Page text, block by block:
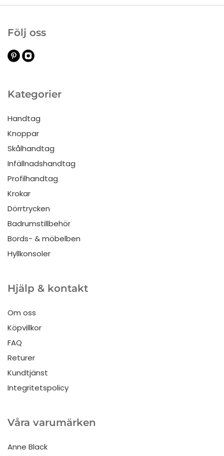
Kategorier
Handtag
Knoppar
Skålhandtag
Infällnadshandtag
Profilhandtag
Krokar
Dörrtrycken
Badrumstillbehör
Bords- & möbelben
Hyllkonsoler
Hjälp & kontakt
Om oss
Köpvillkor
FAQ
Returer
Kundtjänst
Integritetspolicy
Våra varumärken
Anne Black
Följ oss